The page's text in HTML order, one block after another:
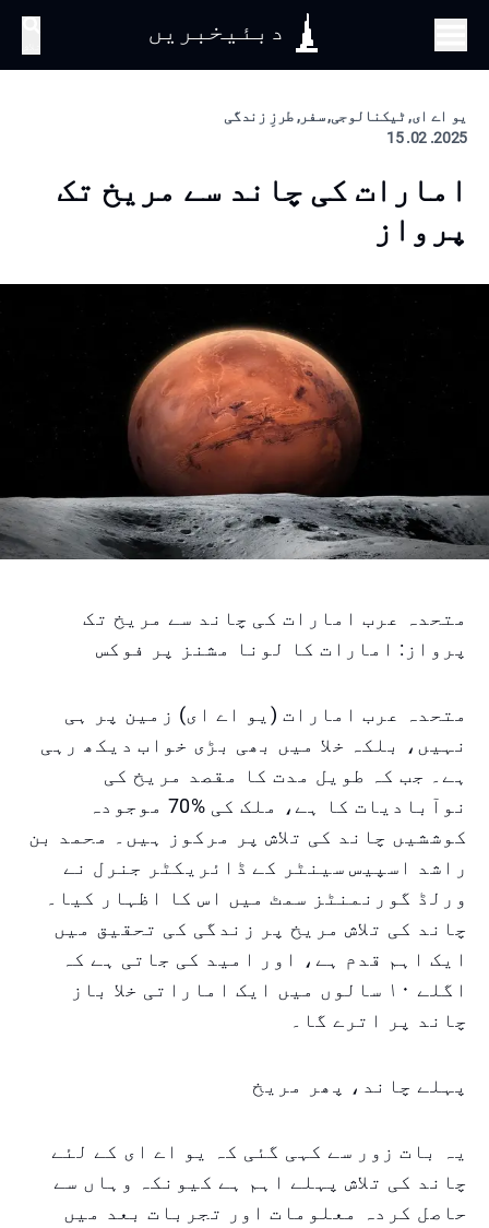
دبئیخبریں
یو اے ای, ٹیکنالوجی, سفر, طرزِ زندگی
2025. 02. 15
امارات کی چاند سے مریخ تک
پرواز
متحدہ عرب امارات کی چاند سے مریخ تک
پرواز: امارات کا لونا مشنز پر فوکس
متحدہ عرب امارات (یو اے ای) زمین پر ہی
نہیں، بلکہ خلا میں بھی بڑی خواب دیکھ رہی
ہے۔ جب کہ طویل مدت کا مقصد مریخ کی
نوآبادیات کا ہے، ملک کی %70 موجودہ
کوششیں چاند کی تلاش پر مرکوز ہیں۔ محمد بن
راشد اسپیس سینٹر کے ڈائریکٹر جنرل نے
ورلڈ گورنمنٹز سمٹ میں اس کا اظہار کیا۔
چاند کی تلاش مریخ پر زندگی کی تحقیق میں
ایک اہم قدم ہے، اور امید کی جاتی ہے کہ
اگلے ۱۰ سالوں میں ایک اماراتی خلا باز
چاند پر اترے گا۔
پہلے چاند، پھر مریخ
یہ بات زور سے کہی گئی کہ یو اے ای کے لئے
چاند کی تلاش پہلے اہم ہے کیونکہ وہاں سے
حاصل کردہ معلومات اور تجربات بعد میں